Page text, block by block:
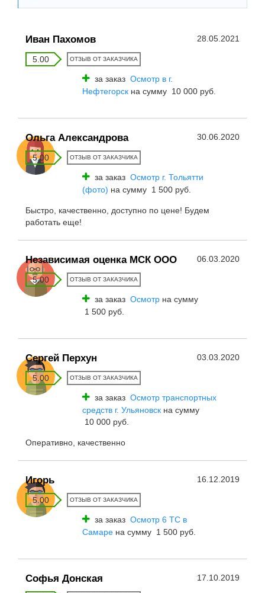
Иван Пахомов 28.05.2021
5.00 ОТЗЫВ ОТ ЗАКАЗЧИКА
за заказ Осмотр в г.
Нефтегорск на сумму 10 000 руб.
Ольга Александрова 30.06.2020
5.00 ОТЗЫВ ОТ ЗАКАЗЧИКА
за заказ Осмотр г. Тольятти
(фото) на сумму 1 500 руб.
Быстро, качественно, доступно по цене! Будем
работать еще!
Независимая оценка МСК ООО 06.03.2020
5.00 ОТЗЫВ ОТ ЗАКАЗЧИКА
за заказ Осмотр на сумму
1 500 руб.
Сергей Перхун 03.03.2020
5.00 ОТЗЫВ ОТ ЗАКАЗЧИКА
за заказ Осмотр транспортных
средств г. Ульяновск на сумму
10 000 руб.
Оперативно, качественно
Игорь 16.12.2019
5.00 ОТЗЫВ ОТ ЗАКАЗЧИКА
за заказ Осмотр 6 ТС в
Самаре на сумму 1 500 руб.
Софья Донская 17.10.2019